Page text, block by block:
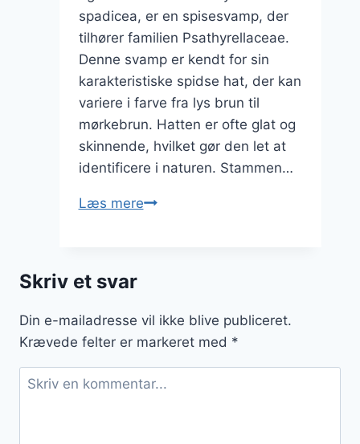
spadicea, er en spisesvamp, der
tilhører familien Psathyrellaceae.
Denne svamp er kendt for sin
karakteristiske spidse hat, der kan
variere i farve fra lys brun til
mørkebrun. Hatten er ofte glat og
skinnende, hvilket gør den let at
identificere i naturen. Stammen…
Læs mereSpids
Skriv et svar
Din e-mailadresse vil ikke blive publiceret.
Krævede felter er markeret med *